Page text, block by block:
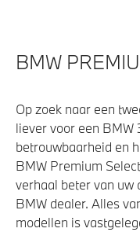
M Sport
Adaptief M
Adaptief onderstel
achteras
Anti blokkeer
xDrive -
BMW
Op zoek naar een
liever voor een BMW
betrouwbaarheid en
BMW Premium
verhaal beter van uw
BMW dealer. Alles
modellen is